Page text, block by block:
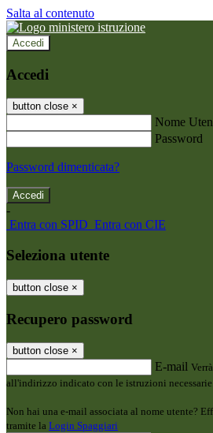
Salta al contenuto
Accedi
Accedi
button close ×
Nome
Password
Password dimenticata?
-
Entra con SPID Entra con CIE
Seleziona utente
button close ×
Recupero password
button close ×
E-mail
all'indirizzo indicato con le istruzioni necessarie.
Non hai una e-mail associata al nome utente?
tramite la Login Spaggiari